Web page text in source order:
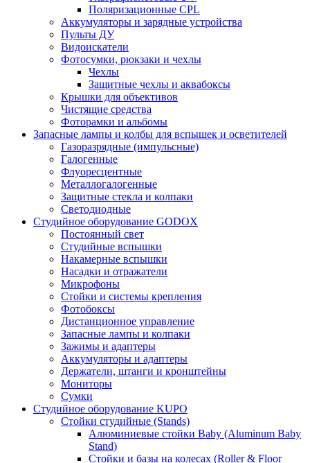
Поляризационные CPL
Аккумуляторы и зарядные устройства
Пульты ДУ
Видоискатели
Фотосумки, рюкзаки и чехлы
Чехлы
Защитные чехлы и аквабоксы
Крышки для объективов
Чистящие средства
Фоторамки и альбомы
Запасные лампы и колбы для вспышек и осветителей
Газоразрядные (импульсные)
Галогенные
Флуоресцентные
Металлогалогенные
Защитные стекла и колпаки
Светодиодные
Студийное оборудование GODOX
Постоянный свет
Студийные вспышки
Накамерные вспышки
Насадки и отражатели
Микрофоны
Стойки и системы крепления
Фотобоксы
Дистанционное управление
Запасные лампы и колпаки
Зажимы и адаптеры
Аккумуляторы и адаптеры
Держатели, штанги и кронштейны
Мониторы
Сумки
Студийное оборудование KUPO
Стойки студийные (Stands)
Алюминиевые стойки Baby (Aluminum Baby
Stand)
Стойки и базы на колесах (Roller & Floor